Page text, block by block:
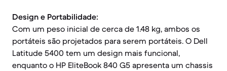
Design e Portabilidade:
Com um peso inicial de cerca de 1.48 kg, ambos os
portáteis são projetados para serem portáteis. O Dell
Latitude 5400 tem um design mais funcional,
enquanto o HP EliteBook 840 G5 apresenta um chassis